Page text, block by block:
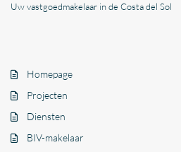
Uw vastgoedmakelaar in de Costa del Sol
Homepage
Projecten
Diensten
BIV-makelaar